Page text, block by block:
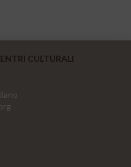
CULTURALI